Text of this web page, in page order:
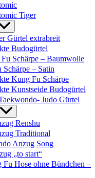
Tiger
Gürtel extrabreit
Budogürtel
Schärpe – Baumwolle
– Satin
Kung Fu Schärpe
Kunstseide Budogürtel
Judo Gürtel
Renshu
Traditional
Anzug Song
„to start“
Hose ohne Bündchen –